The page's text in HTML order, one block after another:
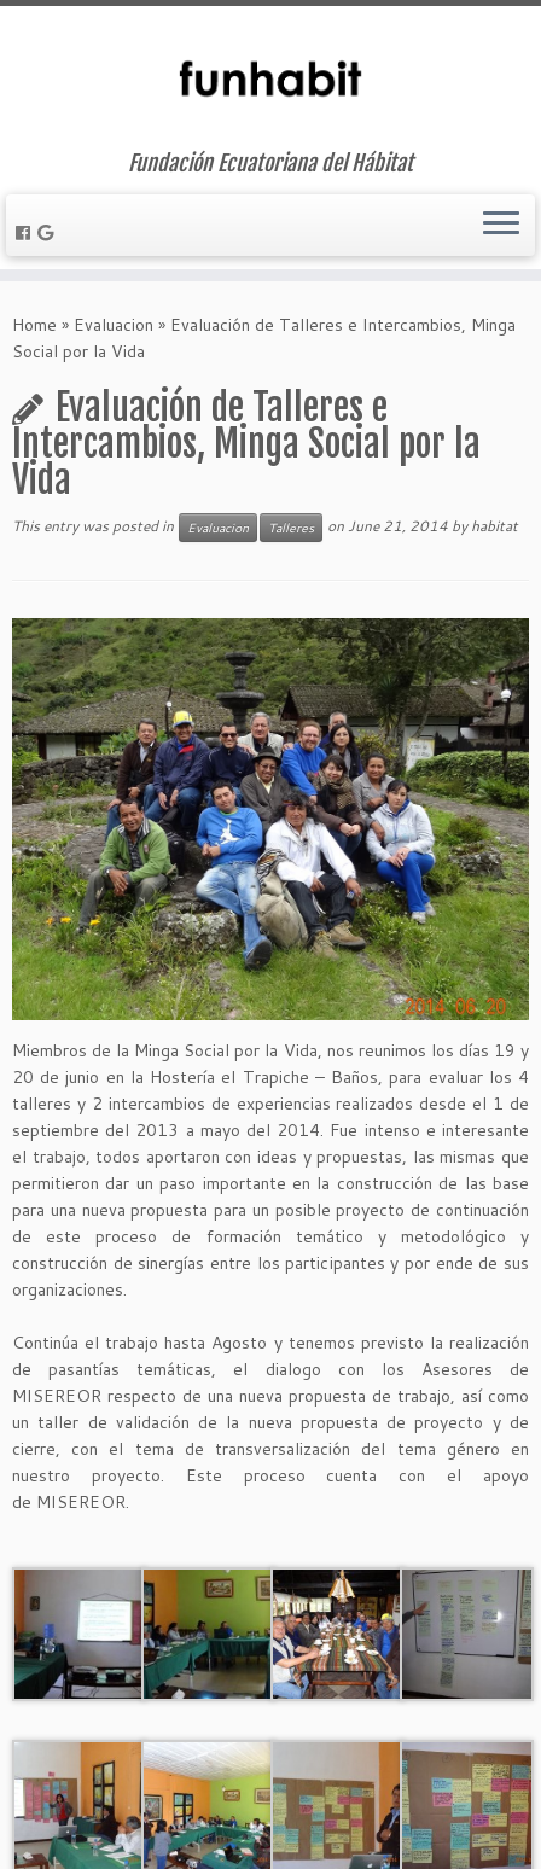
to
content
Fundación Ecuatoriana del Hábitat
Home » Evaluacion » Evaluación de Talleres e Intercambios, Minga
Social por la Vida
Evaluación de Talleres e
Intercambios, Minga Social por la
Vida
This entry was posted in Evaluacion Talleres on June 21, 2014 byhabitat
Miembros de la Minga Social por la Vida, nos reunimos los días 19 y
20 de junio en la Hostería el Trapiche – Baños, para evaluar los 4
talleres y 2 intercambios de experiencias realizados desde el 1 de
septiembre del 2013 a mayo del 2014. Fue intenso e interesante
el trabajo, todos aportaron con ideas y propuestas, las mismas que
permitieron dar un paso importante en la construcción de las base
para una nueva propuesta para un posible proyecto de continuación
de este proceso de formación temático y metodológico y
construcción de sinergías entre los participantes y por ende de sus
organizaciones.
Continúa el trabajo hasta Agosto y tenemos previsto la realización
de pasantías temáticas, el dialogo con los Asesores de
MISEREOR respecto de una nueva propuesta de trabajo, así como
un taller de validación de la nueva propuesta de proyecto y de
cierre, con el tema de transversalización del tema género en
nuestro proyecto. Este proceso cuenta con el apoyo
de MISEREOR.